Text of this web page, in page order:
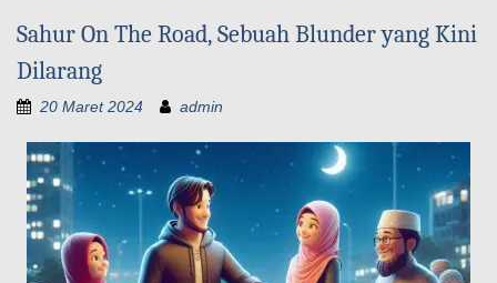
Sahur On The Road, Sebuah Blunder yang Kini
Dilarang
20 Maret 2024 admin